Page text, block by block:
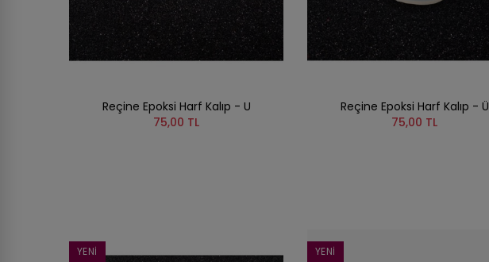
Reçine Epoksi Harf Kalıp - U
75,00 TL
Reçine Epoksi Harf Kalıp - Ü
75,00 TL
YENI YENI